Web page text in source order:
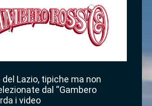
Lazio, tipiche ma non
dal “Gambero
i video